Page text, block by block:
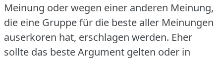
Meinung oder wegen einer anderen Meinung,
die eine Gruppe für die beste aller Meinungen
auserkoren hat, erschlagen werden. Eher
sollte das beste Argument gelten oder in